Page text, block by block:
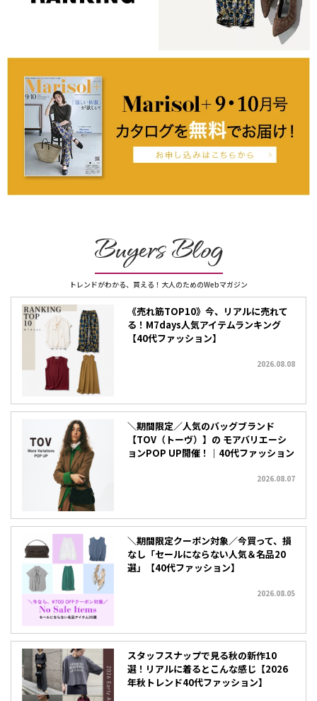
Buyers Blog
トレンドがわかる、買える！大人のためのWebマガジン
《売れ筋TOP10》今、リアルに売れて
る！M7days人気アイテムランキング
【40代ファッション】
2026.08.08
＼期間限定／人気のバッグブランド
【TOV（トーヴ）】の モアバリエーシ
ョンPOP UP開催！｜40代ファッション
2026.08.07
＼期間限定クーポン対象／今買って、損
なし「セールにならない人気＆名品20
選」【40代ファッション】
2026.08.05
スタッフスナップで見る秋の新作10
選！リアルに着るとこんな感じ【2026
年秋トレンド40代ファッション】